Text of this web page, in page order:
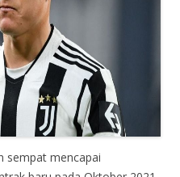
sempat mencapai